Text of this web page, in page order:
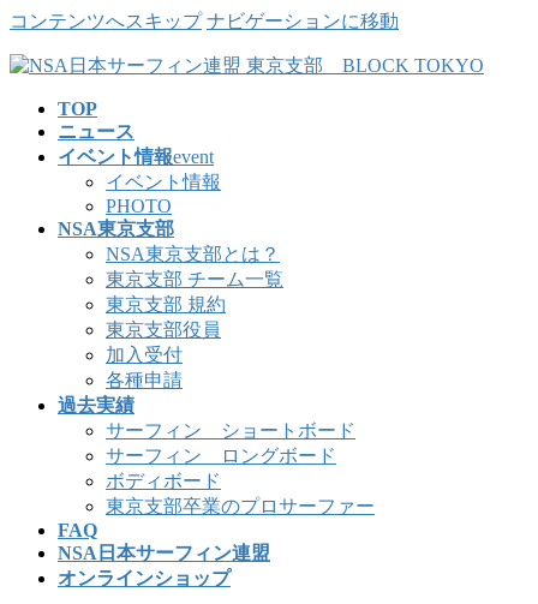
コンテンツへスキップ ナビゲーションに移動
TOP
ニュース
イベント情報event
イベント情報
PHOTO
NSA東京支部
NSA東京支部とは？
東京支部 チーム一覧
東京支部 規約
東京支部役員
加入受付
各種申請
過去実績
サーフィン ショートボード
サーフィン ロングボード
ボディボード
東京支部卒業のプロサーファー
FAQ
NSA日本サーフィン連盟
オンラインショップ